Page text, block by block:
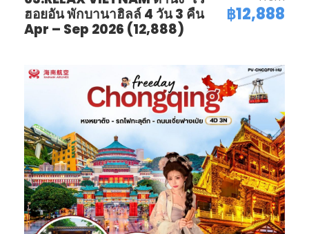
ฮอยอัน พักบานาฮิลล์ 4 วัน 3 คืน
Apr – Sep 2026 (12,888)
฿12,888